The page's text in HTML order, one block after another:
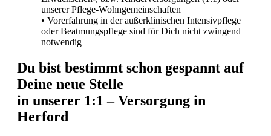
unserer Pflege-Wohngemeinschaften
• Vorerfahrung in der außerklinischen Intensivpflege
oder Beatmungspflege sind für Dich nicht zwingend
notwendig
Du bist bestimmt schon gespannt auf
Deine neue Stelle
in unserer 1:1 – Versorgung in
Herford